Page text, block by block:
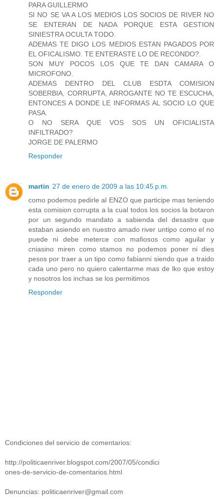
PARA GUILLERMO
SI NO SE VA A LOS MEDIOS LOS SOCIOS DE RIVER NO
SE ENTERAN DE NADA PORQUE ESTA GESTION
SINIESTRA OCULTA TODO.
ADEMAS TE DIGO LOS MEDIOS ESTAN PAGADOS POR
EL OFICALISMO. TE ENTERASTE LO DE RECONDO?.
SON MUY POCOS LOS QUE TE DAN CAMARA O
MICROFONO.
ADEMAS DENTRO DEL CLUB ESDTA COMISION
SOBERBIA, CORRUPTA, ARROGANTE NO TE ESCUCHA,
ENTONCES A DONDE LE INFORMAS AL SOCIO LO QUE
PASA.
O NO SERA QUE VOS SOS UN OFICIALISTA
INFILTRADO?
JORGE DE PALERMO
Responder
martin 27 de enero de 2009 a las 10:45 p.m.
como podemos pedirle al ENZO que participe mas teniendo
esta comision corrupta a la cual todos los socios la botaron
por un segundo mandato a sabienda del desastre que
estaban asiendo en nuestro amado river untipo como el no
puede ni debe meterce con mafiosos como aguilar y
cniasino miren como stamos no podemos poner ni dies
pesos por traer a un tipo como fabianni siendo que a traido
cada uno pero no quiero calentarme mas de lko que estoy
y nosotros los inchas se los permitimos
Responder
Condiciones del servicio de comentarios:
http://politicaenriver.blogspot.com/2007/05/condici
ones-de-servicio-de-comentarios.html
Denuncias: politicaenriver@gmail.com